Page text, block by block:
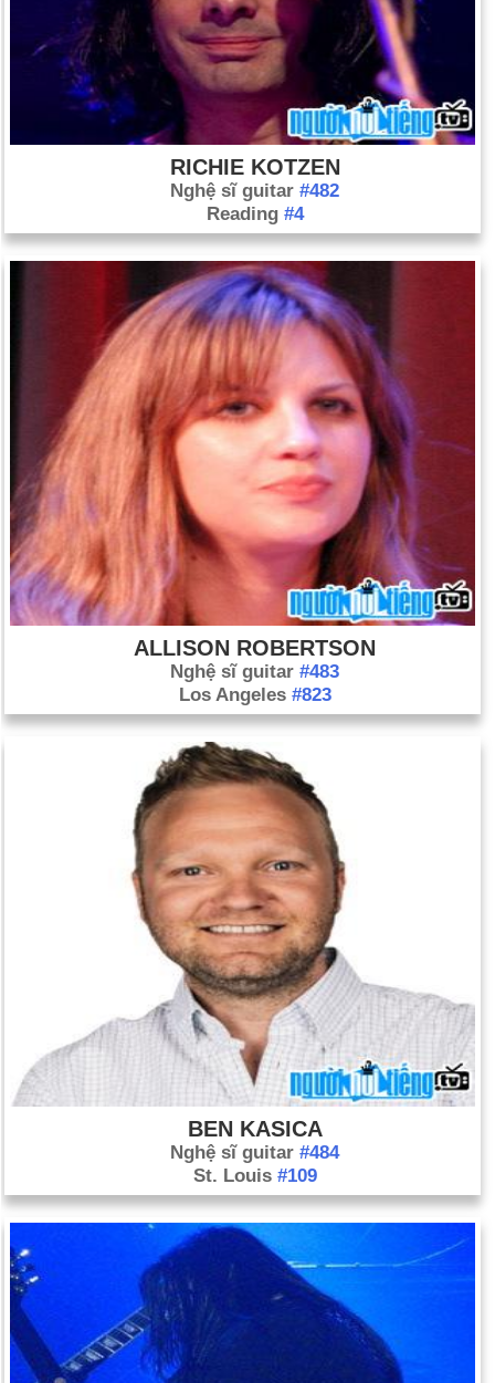
RICHIE KOTZEN
Nghệ sĩ guitar #482
Reading #4
ALLISON ROBERTSON
Nghệ sĩ guitar #483
Los Angeles #823
BEN KASICA
Nghệ sĩ guitar #484
St. Louis #109